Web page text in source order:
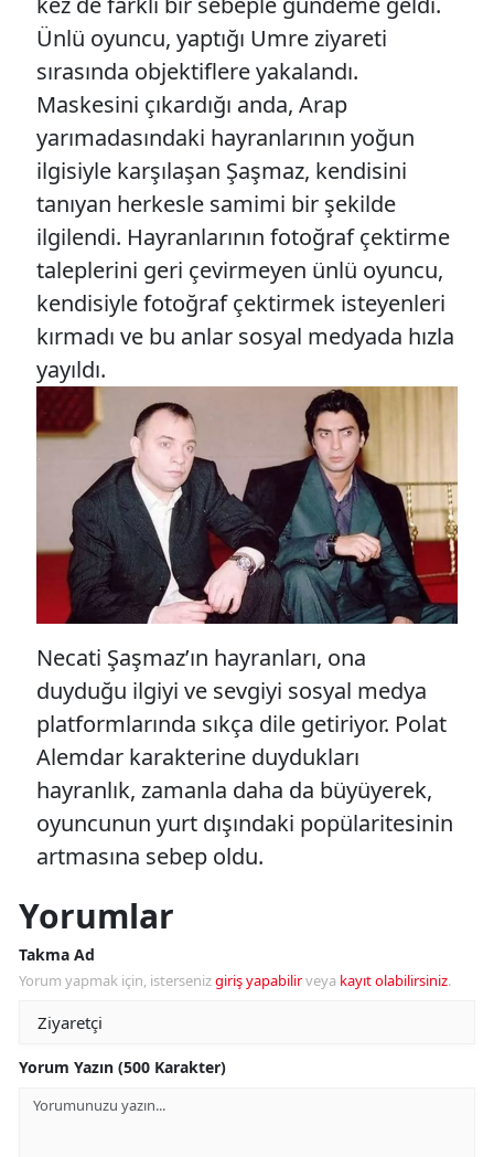
Ünlü oyuncu, yaptığı Umre ziyareti
sırasında objektiflere yakalandı.
Maskesini çıkardığı anda, Arap
yarımadasındaki hayranlarının yoğun
ilgisiyle karşılaşan Şaşmaz, kendisini
tanıyan herkesle samimi bir şekilde
ilgilendi. Hayranlarının fotoğraf çektirme
taleplerini geri çevirmeyen ünlü oyuncu,
kendisiyle fotoğraf çektirmek isteyenleri
kırmadı ve bu anlar sosyal medyada hızla
yayıldı.
Necati Şaşmaz’ın hayranları, ona
duyduğu ilgiyi ve sevgiyi sosyal medya
platformlarında sıkça dile getiriyor. Polat
Alemdar karakterine duydukları
hayranlık, zamanla daha da büyüyerek,
oyuncunun yurt dışındaki popülaritesinin
artmasına sebep oldu.
Yorumlar
Takma Ad
Yorum yapmak için, istersenizgiriş yapabilirveya kayıt olabilirsiniz.
Yorum Yazın (500 Karakter)